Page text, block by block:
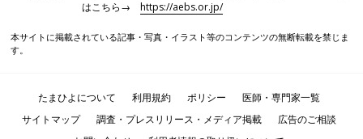
はこちら→https://aebs.or.jp/
本サイトに掲載されている記事・写真・イラスト等のコンテンツの無断転載を禁じま
す。
たまひよについて 利用規約 ポリシー
医師・専門家一覧
サイトマップ
調査・プレスリリース・メディア掲載
広告のご相談